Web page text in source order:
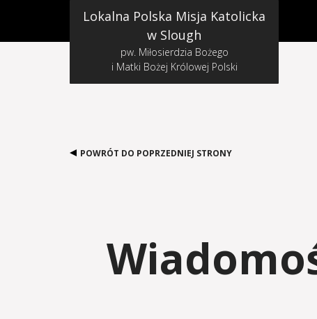
Lokalna Polska Misja Katolicka
w Slough
pw. Miłosierdzia Bożego
i Matki Bożej Królowej Polski
POWRÓT DO POPRZEDNIEJ STRONY